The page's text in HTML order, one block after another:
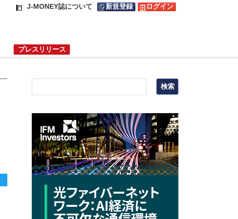
J-MONEY誌について 新規登録 ログイン
プレスリリース